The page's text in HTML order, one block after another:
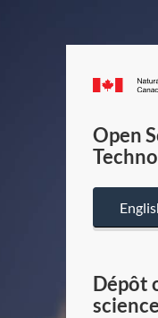
Open
Dépôt